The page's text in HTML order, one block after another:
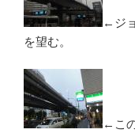
←ジ
を望む。
←こ